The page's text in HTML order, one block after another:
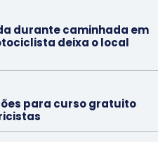
durante caminhada em
deixa o local
para curso gratuito